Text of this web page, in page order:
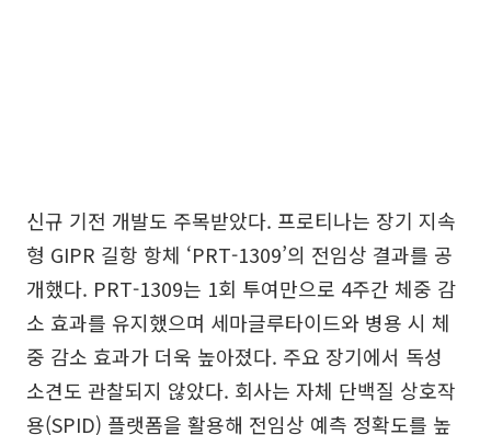
신규 기전 개발도 주목받았다. 프로티나는 장기 지속
형 GIPR 길항 항체 ‘PRT-1309’의 전임상 결과를 공
개했다. PRT-1309는 1회 투여만으로 4주간 체중 감
소 효과를 유지했으며 세마글루타이드와 병용 시 체
중 감소 효과가 더욱 높아졌다. 주요 장기에서 독성
소견도 관찰되지 않았다. 회사는 자체 단백질 상호작
용(SPID) 플랫폼을 활용해 전임상 예측 정확도를 높